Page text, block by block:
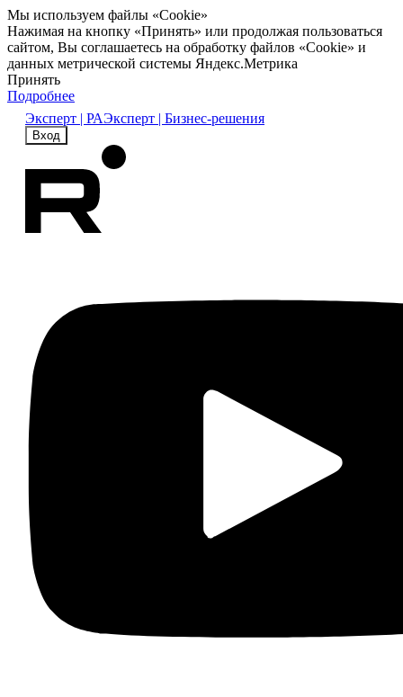
Мы используем файлы «Cookie»
Нажимая на кнопку «Принять» или продолжая пользоваться
сайтом, Вы соглашаетесь на обработку файлов «Cookie» и
данных метрической системы Яндекс.Метрика
Принять
Подробнее
Эксперт | РАЭксперт | Бизнес-решения
Вход